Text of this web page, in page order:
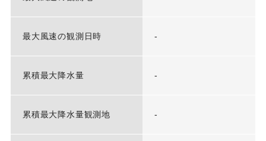
最大風速の観測日時 -
累積最大降水量 -
累積最大降水量観測地 -